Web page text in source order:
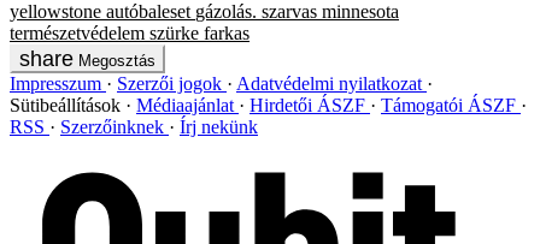
yellowstone autóbaleset gázolás. szarvas minnesota
természetvédelem szürke farkas
Megosztás
Impresszum Szerzői jogok
Adatvédelmi nyilatkozat
Sütibeállítások
Médiaajánlat Hirdetői ÁSZF
Támogatói ÁSZF
RSS
Szerzőinknek Írj nekünk